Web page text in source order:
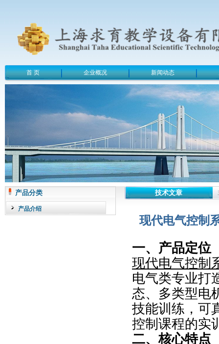
首 页 企业概况 新闻动态
产品分类
产品介绍
技术文章
现代电气控制
一、产品定位
现代电气控制
电气类专业打
态、多类型电
技能训练，可
控制课程的实
二、核心特点